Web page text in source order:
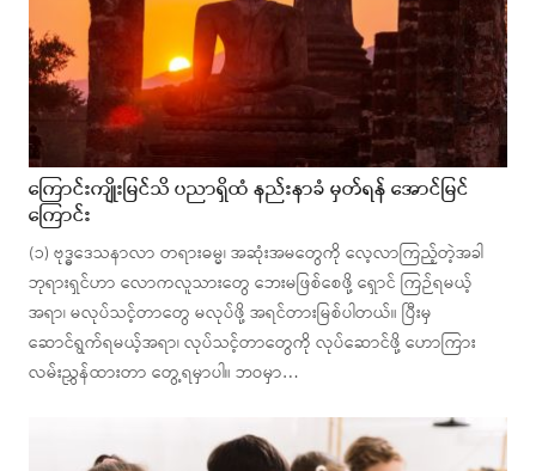
ကြောင်းကျိုးမြင်သိ ပညာရှိထံ နည်းနာခံ မှတ်ရန် အောင်မြင်
ကြောင်း
(၁) ဗုဒ္ဓဒေသနာလာ တရားဓမ္မ၊ အဆုံးအမတွေကို လေ့လာကြည့်တဲ့အခါ
ဘုရားရှင်ဟာ လောကလူသားတွေ ဘေးမဖြစ်စေဖို့ ရှောင် ကြဉ်ရမယ့်
အရာ၊ မလုပ်သင့်တာတွေ မလုပ်ဖို့ အရင်တားမြစ်ပါတယ်။ ပြီးမှ
ဆောင်ရွက်ရမယ့်အရာ၊ လုပ်သင့်တာတွေကို လုပ်ဆောင်ဖို့ ဟောကြား
လမ်းညွှန်ထားတာ တွေ့ရမှာပါ။ ဘဝမှာ…